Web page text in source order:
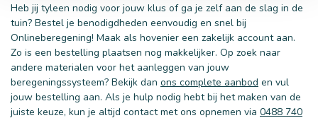
Heb jij tyleen nodig voor jouw klus of ga je zelf aan de slag in de
tuin? Bestel je benodigdheden eenvoudig en snel bij
Onlineberegening! Maak als hovenier een zakelijk account aan.
Zo is een bestelling plaatsen nog makkelijker. Op zoek naar
andere materialen voor het aanleggen van jouw
beregeningssysteem? Bekijk dan ons complete aanbod en vul
jouw bestelling aan. Als je hulp nodig hebt bij het maken van de
juiste keuze, kun je altijd contact met ons opnemen via 0488 740